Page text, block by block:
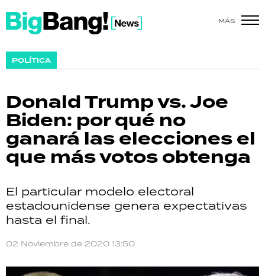
MÁS
POLÍTICA
Donald Trump vs. Joe
Biden: por qué no
ganará las elecciones el
que más votos obtenga
El particular modelo electoral
estadounidense genera expectativas
hasta el final.
02 Noviembre de 2020 13:50
SHOW
ACTUALIDAD
POLICIALES
ECONOMÍA
GRAN HERMANO
SALUD
DEPORTES